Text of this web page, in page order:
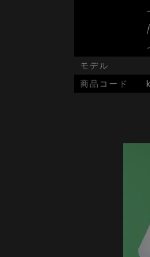
モデル
商品コード